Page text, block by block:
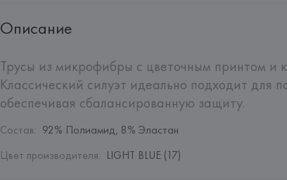
Описание
Трусы из микрофибры с цветочным принтом и
Классический силуэт идеально подходит для
обеспечивая сбалансированную защиту.
Состав: 92% Полиамид, 8% Эластан
Цвет производителя: LIGHT BLUE (17)